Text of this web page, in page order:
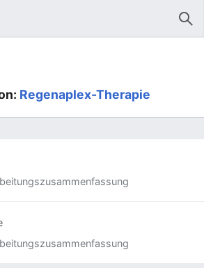
Regenaplex-Therapie